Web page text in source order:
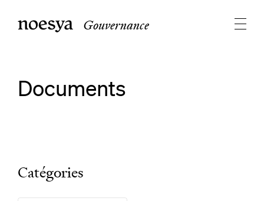
Gouvernance
Documents
Catégories